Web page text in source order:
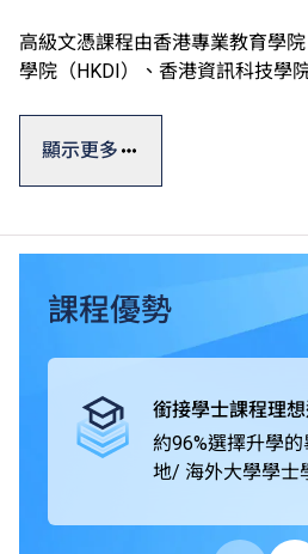
高級文憑課程由香港專業教育學
學院（HKDI）、香港資訊科技學
高級文憑一般修讀期為兩年，課程
相關專業領域的實戰經驗，以緊
畢業生可升讀本地及海外大學 /
包括由VTC機構成員THEi高科院
SHAPE與海外及中國內地著名大
廣泛肯定。
顯示更多
課程優勢
銜接學士課程理
約96%選擇升學
地/ 海外大學學士